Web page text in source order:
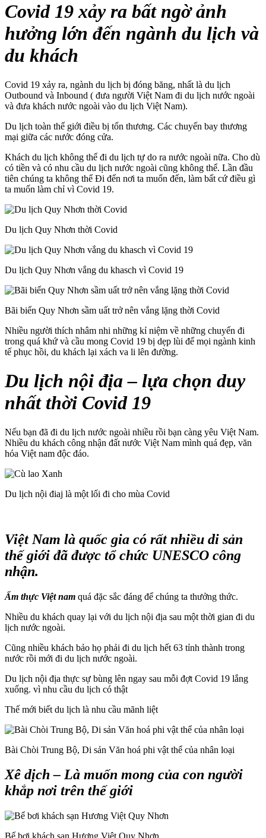
Covid 19 xảy ra bất ngờ ảnh
hưởng lớn đến ngành du lịch và
du khách
Covid 19 xảy ra, ngành du lịch bị đóng băng, nhất là du lịch
Outbound và Inbound ( đưa người Việt Nam đi du lịch nước ngoài
và đưa khách nước ngoài vào du lịch Việt Nam).
Du lịch toàn thế giới điều bị tổn thương. Các chuyến bay thương
mại giữa các nước đóng cửa.
Khách du lịch không thể đi du lịch tự do ra nước ngoài nữa. Cho dù
có tiền và có nhu cầu du lịch nước ngoài cũng không thể. Lần đầu
tiên chúng ta không thể Đi đến nơi ta muốn đến, làm bất cứ điều gì
ta muốn làm chỉ vì Covid 19.
Du lịch Quy Nhơn thời Covid
Du lịch Quy Nhơn vắng du khasch vì Covid 19
Bãi biển Quy Nhơn sầm uất trở nên vắng lặng thời Covid
Nhiều người thích nhâm nhi những kỉ niệm về những chuyến đi
trong quá khứ và cầu mong Covid 19 bị dẹp lùi để mọi ngành kinh
tế phục hồi, du khách lại xách va li lên đường.
Du lịch nội địa – lựa chọn duy
nhất thời Covid 19
Nếu bạn đã đi du lịch nước ngoài nhiều rồi bạn càng yêu Việt Nam.
Nhiều du khách công nhận đất nước Việt Nam mình quá đẹp, văn
hóa Việt nam độc đáo.
Du lịch nội điaj là một lối đi cho mùa Covid
Việt Nam là quốc gia có rất nhiều di sản
thế giới đã được tổ chức UNESCO công
nhận.
Ẩm thực Việt nam quá đặc sắc đáng để chúng ta thưởng thức.
Nhiều du khách quay lại với du lịch nội địa sau một thời gian đi du
lịch nước ngoài.
Cũng nhiều khách bảo họ phải đi du lịch hết 63 tỉnh thành trong
nước rồi mới đi du lịch nước ngoài.
Du lịch nội địa thực sự bùng lên ngay sau mỗi đợt Covid 19 lắng
xuống. vì nhu cầu du lịch có thật
Thế mới biết du lịch là nhu cầu mãnh liệt
Bài Chòi Trung Bộ, Di sản Văn hoá phi vật thể của nhân loại
Xê dịch – Là muốn mong của con người
khắp nơi trên thế giới